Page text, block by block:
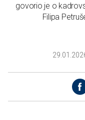
govorio je o
Filipa